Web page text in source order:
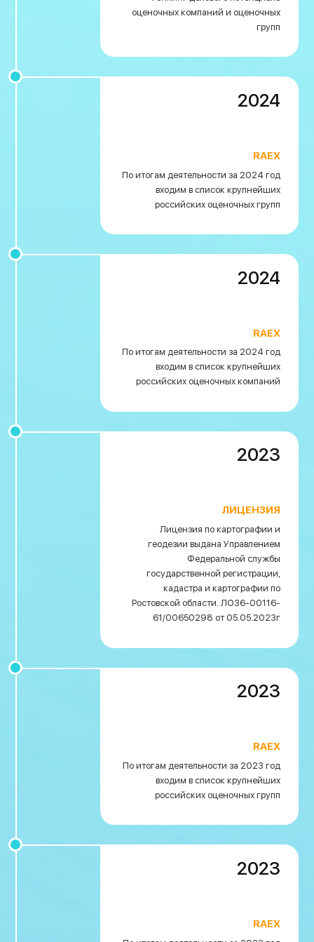
оценочных компаний и оценочных
групп
RAEX
По итогам деятельности за 2024 год
входим в список крупнейших
российских оценочных групп
2024
RAEX
По итогам деятельности за 2024 год
входим в список крупнейших
российских оценочных компаний
2024
ЛИЦЕНЗИЯ
Лицензия по картографии и
геодезии выдана Управлением
Федеральной службы
государственной регистрации,
кадастра и картографии по
Ростовской области. ЛО36-00116-
61/00650298 от 05.05.2023г
2023
RAEX
По итогам деятельности за 2023 год
входим в список крупнейших
российских оценочных групп
2023
RAEX
2023